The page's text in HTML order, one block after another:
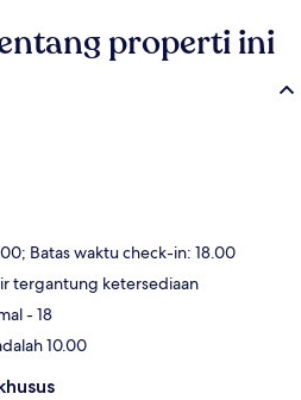
properti ini
Batas waktu check-in: 18.00
tergantung ketersediaan
- 18
10.00